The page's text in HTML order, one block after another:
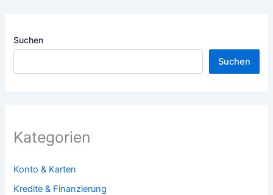
Suchen
Suchen
Kategorien
Konto & Karten
Kredite & Finanzierung